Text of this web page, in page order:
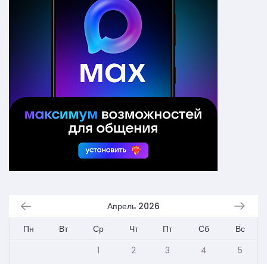
Апрель 2026
Пн
Вт Ср Чт Пт Сб
Вс
1
2 3 4
5